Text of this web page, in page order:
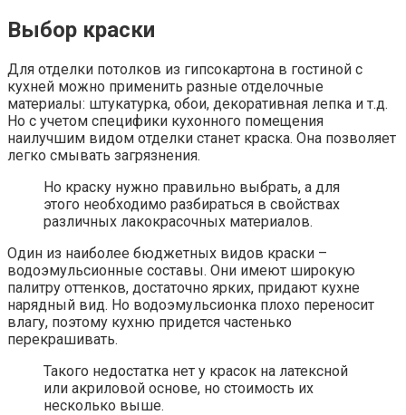
Выбор краски
Для отделки потолков из гипсокартона в гостиной с
кухней можно применить разные отделочные
материалы: штукатурка, обои, декоративная лепка и т.д.
Но с учетом специфики кухонного помещения
наилучшим видом отделки станет краска. Она позволяет
легко смывать загрязнения.
Но краску нужно правильно выбрать, а для
этого необходимо разбираться в свойствах
различных лакокрасочных материалов.
Один из наиболее бюджетных видов краски –
водоэмульсионные составы. Они имеют широкую
палитру оттенков, достаточно ярких, придают кухне
нарядный вид. Но водоэмульсионка плохо переносит
влагу, поэтому кухню придется частенько
перекрашивать.
Такого недостатка нет у красок на латексной
или акриловой основе, но стоимость их
несколько выше.